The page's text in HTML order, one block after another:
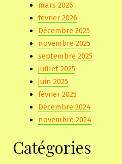
mars 2026
février 2026
Décembre 2025
novembre 2025
septembre 2025
juillet 2025
juin 2025
février 2025
Décembre 2024
novembre 2024
Catégories